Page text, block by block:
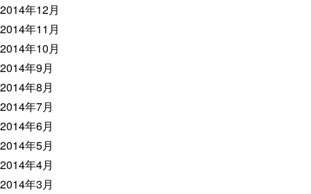
2014年12月
2014年11月
2014年10月
2014年9月
2014年8月
2014年7月
2014年6月
2014年5月
2014年4月
2014年3月